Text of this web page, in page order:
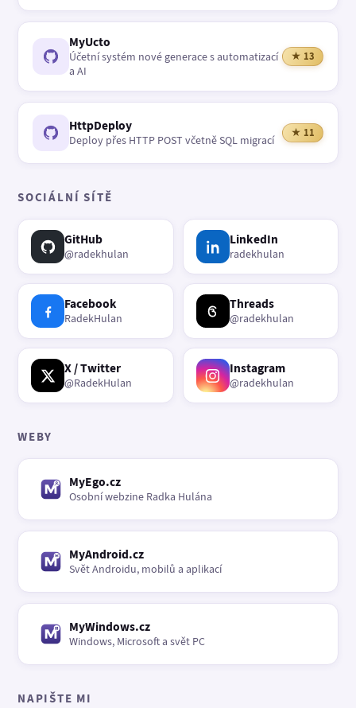
MyUcto
Účetní systém nové generace s automatizací
a AI
★ 13
HttpDeploy
Deploy přes HTTP POST včetně SQL migrací
★ 11
SOCIÁLNÍ SÍTĚ
GitHub
@radekhulan
LinkedIn
radekhulan
Facebook
RadekHulan
Threads
@radekhulan
X / Twitter
@RadekHulan
Instagram
@radekhulan
WEBY
MyEgo.cz
Osobní webzine Radka Hulána
MyAndroid.cz
Svět Androidu, mobilů a aplikací
MyWindows.cz
Windows, Microsoft a svět PC
NAPIŠTE MI